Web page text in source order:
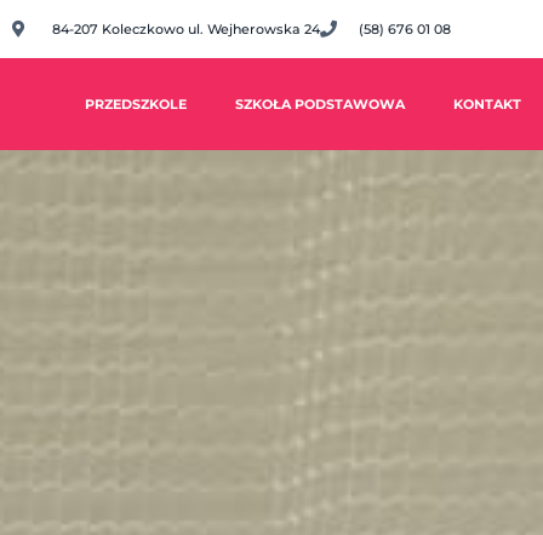
84-207 Koleczkowo ul. Wejherowska 24 (58) 676 01 08
PRZEDSZKOLE SZKOŁA PODSTAWOWA KONTAKT